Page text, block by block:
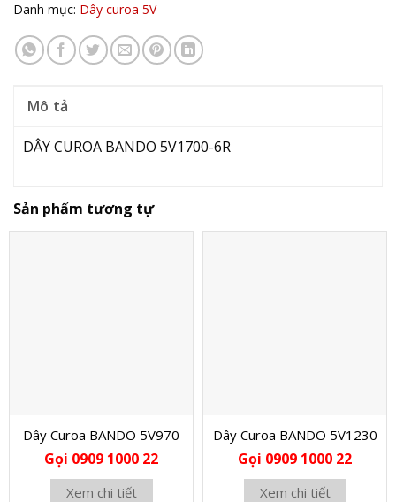
Danh mục: Dây curoa 5V
Mô tả
DÂY CUROA BANDO 5V1700-6R
Sản phẩm tương tự
Dây Curoa BANDO 5V970
Gọi 0909 1000 22
Xem chi tiết
Dây Curoa BANDO 5V1230
Gọi 0909 1000 22
Xem chi tiết